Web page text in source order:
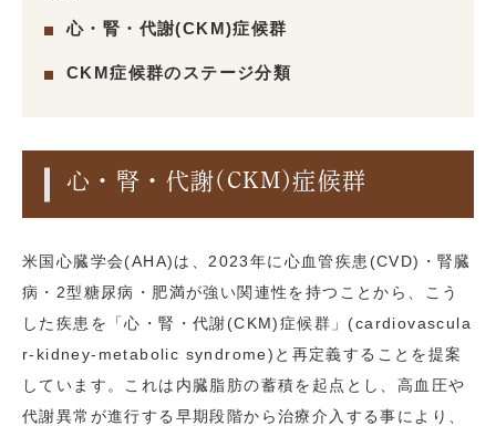
心・腎・代謝(CKM)症候群
CKM症候群のステージ分類
心・腎・代謝(CKM)症候群
米国心臓学会(AHA)は、2023年に心血管疾患(CVD)・腎臓
病・2型糖尿病・肥満が強い関連性を持つことから、こう
した疾患を「心・腎・代謝(CKM)症候群」(cardiovascula
r-kidney-metabolic syndrome)と再定義することを提案
しています。これは内臓脂肪の蓄積を起点とし、高血圧や
代謝異常が進行する早期段階から治療介入する事により、